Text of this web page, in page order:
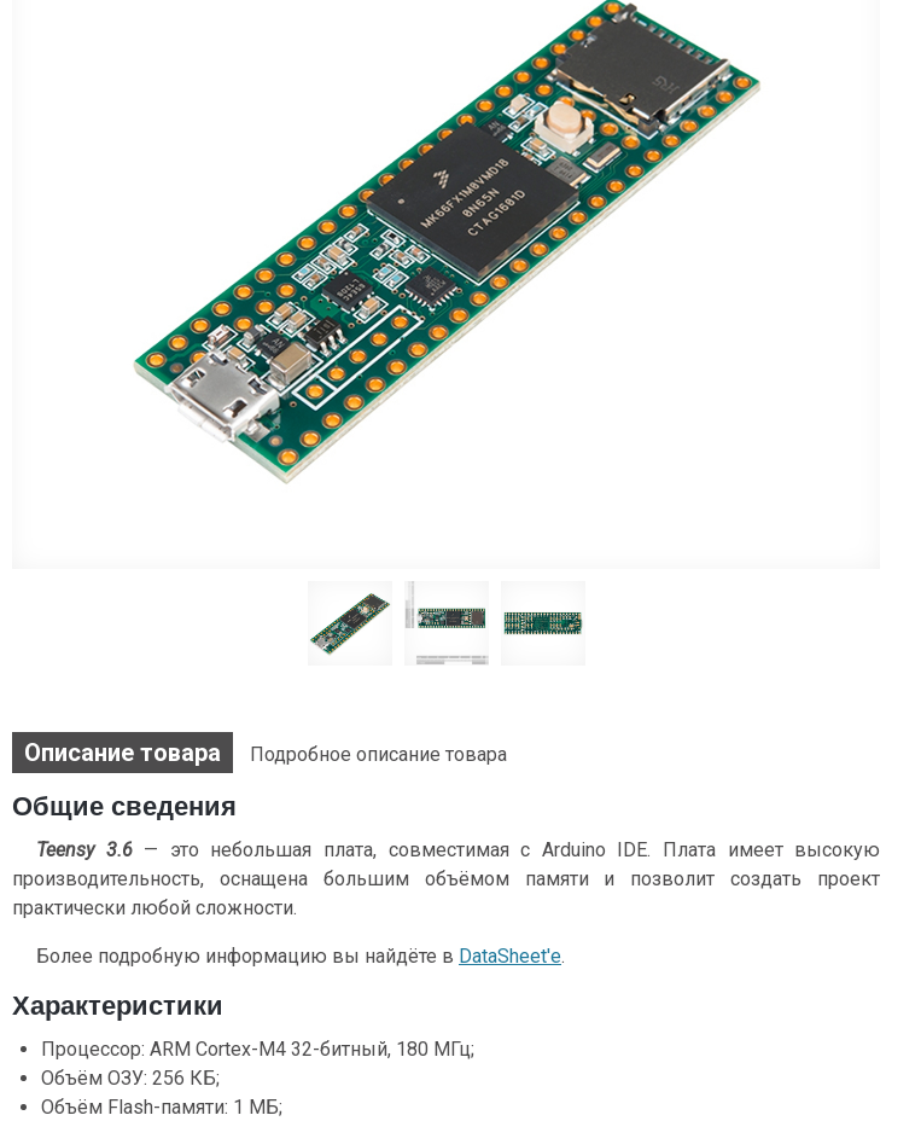
Описание товара Подробное описание товара
Общие сведения
Teensy 3.6— это небольшая плата, совместимая с Arduino IDE. Плата имеет высокую
производительность, оснащена большим объёмом памяти и позволит создать проект
практически любой сложности.
Более подробную информацию вы найдёте в DataSheet'e.
Характеристики
Процессор: ARM Cortex-M4 32-битный, 180 МГц;
Объём ОЗУ: 256 КБ;
Объём Flash-памяти: 1 МБ;
shop@iarduino.ru